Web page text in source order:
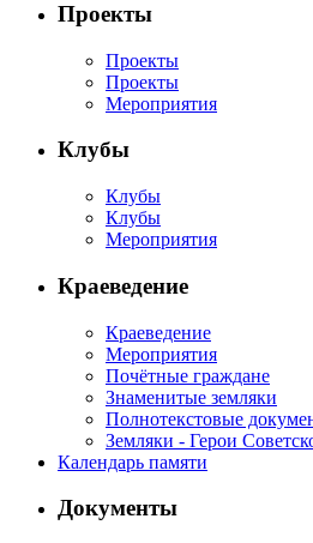
Проекты
Проекты
Проекты
Мероприятия
Клубы
Клубы
Клубы
Мероприятия
Краеведение
Краеведение
Мероприятия
Почётные граждане
Знаменитые земляки
Полнотекстовые
Земляки - Герои
Календарь памяти
Документы